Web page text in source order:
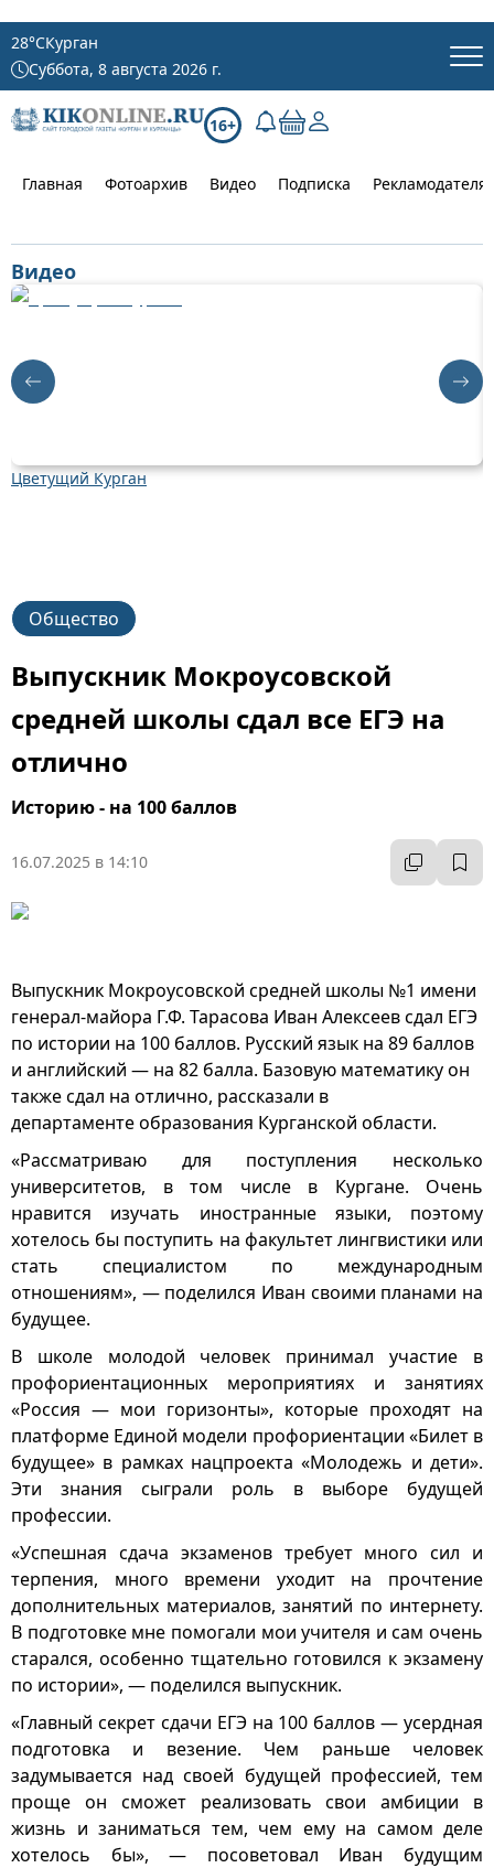
28°CКурган
Суббота, 8 августа 2026 г.
16+
Главная Фотоархив Видео Подписка
Видео
Цветущий Курган
Общество
Выпускник Мокроусовской
средней школы сдал все ЕГЭ на
отлично
Историю - на 100 баллов
16.07.2025 в 14:10
Выпускник Мокроусовской средней школы №1 имени
генерал-майора Г.Ф. Тарасова Иван Алексеев сдал ЕГЭ
по истории на 100 баллов. Русский язык на 89 баллов
и английский — на 82 балла. Базовую математику он
также сдал на отлично, рассказали в
департаменте образования Курганской области.
«Рассматриваю для поступления несколько
университетов, в том числе в Кургане. Очень
нравится изучать иностранные языки, поэтому
хотелось бы поступить на факультет лингвистики или
стать специалистом по международным
отношениям», — поделился Иван своими планами на
будущее.
В школе молодой человек принимал участие в
профориентационных мероприятиях и занятиях
«Россия — мои горизонты», которые проходят на
платформе Единой модели профориентации «Билет в
будущее» в рамках нацпроекта «Молодежь и дети».
Эти знания сыграли роль в выборе будущей
профессии.
«Успешная сдача экзаменов требует много сил и
терпения, много времени уходит на прочтение
дополнительных материалов, занятий по интернету.
В подготовке мне помогали мои учителя и сам очень
старался, особенно тщательно готовился к экзамену
по истории», — поделился выпускник.
«Главный секрет сдачи ЕГЭ на 100 баллов — усердная
подготовка и везение. Чем раньше человек
задумывается над своей будущей профессией, тем
проще он сможет реализовать свои амбиции в
жизнь и заниматься тем, чем ему на самом деле
хотелось бы», — посоветовал Иван будущим